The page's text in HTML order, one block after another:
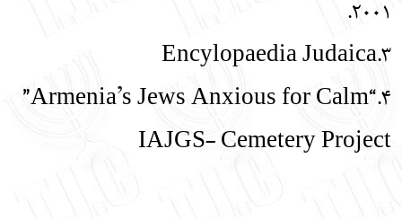
2001.
3.Encylopaedia Judaica
4.“Armenia’s Jews Anxious for Calm”
IAJGS- Cemetery Project